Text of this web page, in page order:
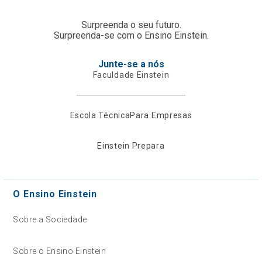
Surpreenda o seu futuro.
Surpreenda-se com o Ensino Einstein.
Junte-se a nós
Faculdade Einstein
Escola TécnicaPara Empresas
Einstein Prepara
O Ensino Einstein
Sobre a Sociedade
Sobre o Ensino Einstein